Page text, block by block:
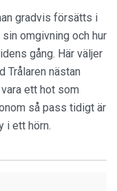
gradvis försätts i
omgivning och hur
gång. Här väljer
Trålaren nästan
ett hot som
så pass tidigt är
i ett hörn.